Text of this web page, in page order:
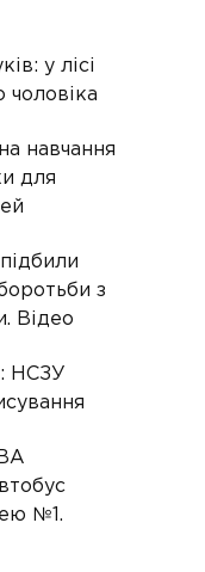
у лісі
чоловіка
навчання
для
з
Відео
НСЗУ
№1.